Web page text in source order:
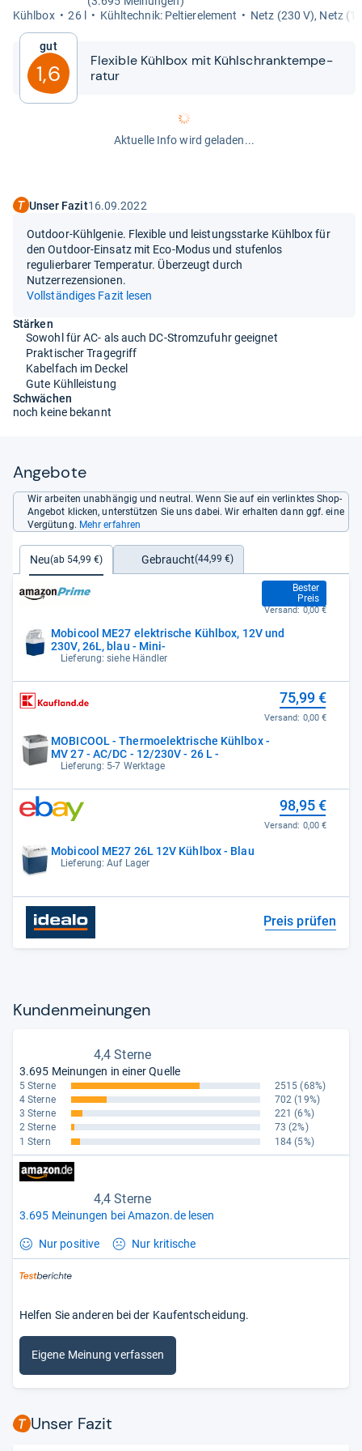
Kühl­box
26 l Kühl­tech­nik: Pel­tie­r­ele­ment Netz (230 V), Netz
Gut
1,6
Fle­xi­ble Kühl­box mit Kühl­schrank­tem­pe­
ra­tur
Aktuelle Info wird geladen...
Unser Fazit16.09.2022
Outdoor-Kühlgenie. Flexible und leistungsstarke Kühlbox für
den Outdoor-Einsatz mit Eco-Modus und stufenlos
regulierbarer Temperatur. Überzeugt durch
Nutzerrezensionen.
Vollständiges Fazit lesen
Stärken
Sowohl für AC- als auch DC-Stromzufuhr geeignet
Praktischer Tragegriff
Kabelfach im Deckel
Gute Kühlleistung
Schwächen
noch keine bekannt
Angebote
Wir arbeiten unabhängig und neutral. Wenn Sie auf ein verlinktes Shop-
Angebot klicken, unterstützen Sie uns dabei. Wir erhalten dann ggf. eine
Vergütung. Mehr erfahren
Neu(ab 54,99 €) Gebraucht(44,99 €)
Mobicool ME27 elektrische Kühlbox, 12V und
230V, 26L, blau - Mini-
Lieferung: siehe Händler
Bester
Preis
54,99 €
Versand: 0,00 €
MOBICOOL - Thermoelektrische Kühlbox -
MV 27 - AC/DC - 12/230V - 26 L -
Lieferung: 5-7 Werktage
75,99 €
Versand: 0,00 €
Mobicool ME27 26L 12V Kühlbox - Blau
Lieferung: Auf Lager
98,95 €
Versand: 0,00 €
Preis prüfen
Kun­den­mei­nun­gen
4,4 Sterne
3.695 Meinungen in einer Quelle
5 Sterne 2515 (68%)
4 Sterne
702 (19%)
3 Sterne
221 (6%)
2 Sterne
73 (2%)
1 Stern
184 (5%)
4,4 Sterne
3.695 Meinungen bei Amazon.de lesen
Nur positive Nur kritische
Helfen Sie anderen bei der Kaufentscheidung.
Eigene Meinung verfassen
Unser Fazit